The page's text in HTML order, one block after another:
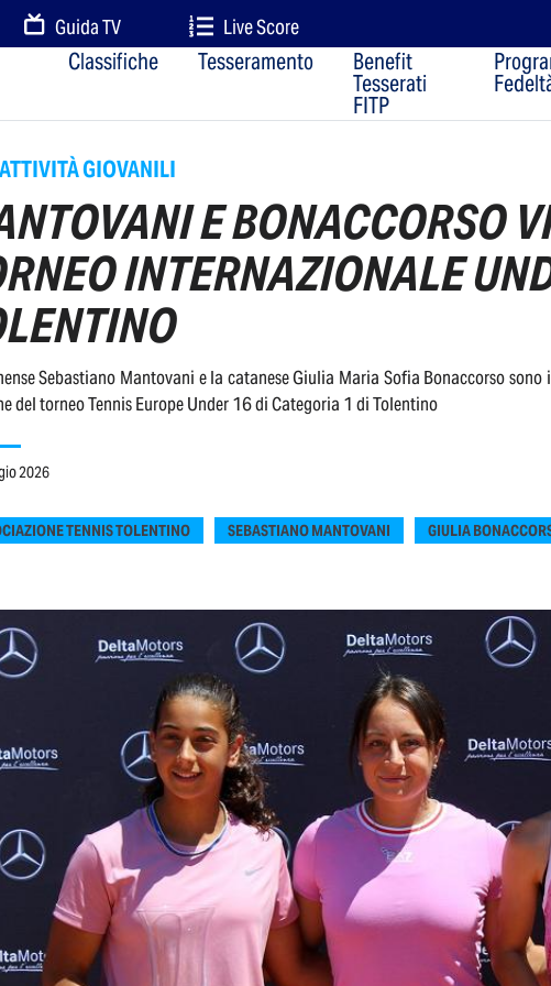
Guida TV Live Score
Classifiche Tesseramento Benefit
Tesserati
FITP
ATTIVITÀ GIOVANILI
E BONACCORSO
INTERNAZIONALE
Sebastiano Mantovani e la catanese Giulia Maria Sofia Bonaccorso
del torneo Tennis Europe Under 16 di Categoria 1 di Tolentino
2026
TENNIS TOLENTINO SEBASTIANO MANTOVANI GIULIA